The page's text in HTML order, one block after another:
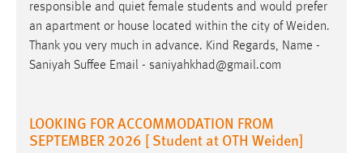
responsible and quiet female students and would prefer
an apartment or house located within the city ofWeiden.
Thank you very much in advance. Kind Regards, Name -
Saniyah Suffee Email - saniyahkhad@gmail.com
LOOKING FOR ACCOMMODATION FROM
SEPTEMBER 2026 [ Student at OTH Weiden]